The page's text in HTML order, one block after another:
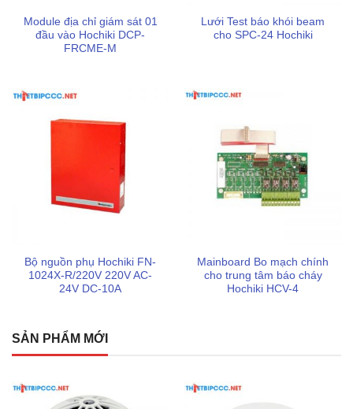
Cơ sở thiết bị PCCC LEVU
Địa chỉ : 286 QL1A, Tam Bình, Thủ Đức, TP. Hồ Chí
Điện thoại
: tramvu.sonbang@gmail.com
https://thietbipccc.net
Sản phẩm / Dịch vụ cung cấp chính
Chuyên kinh doanh các sản phẩm
biển báo an toàn pccc,…
Giá cả phải chăng, báo giá theo từng số lượng cụ thể
Chính sách bảo hành minh bạch, chu đáo sau khi mua,
đảm bảo sự yên tâm lâu dài
Sản phẩm có tem kiểm định chất lượng an toàn bởi cơ
quan pccc theo quy định Việt Nam
Module địa chỉ giám sát 01
đầu vào Hochiki DCP-
FRCME-M
Lưới Test báo khói beam
cho SPC-24 Hochiki
Bộ nguồn phụ Hochiki FN-
1024X-R/220V 220V AC-
24V DC-10A
Mainboard Bo mạch chính
cho trung tâm báo cháy
Hochiki HCV-4
SẢN PHẨM MỚI